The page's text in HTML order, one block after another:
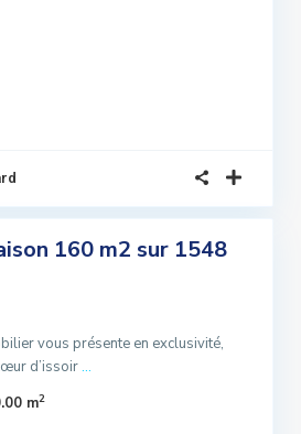
160 m2 sur 1548
vous présente en exclusivité,
d’issoir...
m2